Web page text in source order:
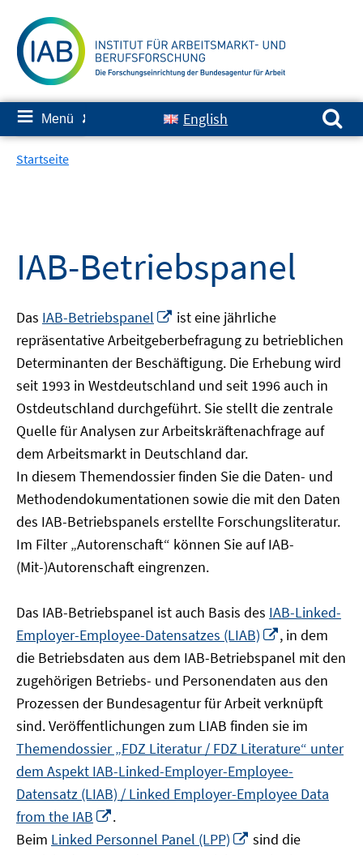
zum
Inhalt
≡ Menü ✘ English
Suchen nach:
Startseite
IAB-Betriebspanel
Das IAB-Betriebspanel
In
neuem
Fenster
öffnen
ist eine jährliche
repräsentative Arbeitgeberbefragung zu betrieblichen
Determinanten der Beschäftigung. Die Erhebung wird
seit 1993 in Westdeutschland und seit 1996 auch in
Ostdeutschland durchgeführt. Sie stellt die zentrale
Quelle für Analysen zur Arbeitskräftenachfrage auf
dem Arbeitsmarkt in Deutschland dar.
In diesem Themendossier finden Sie die Daten- und
Methodendokumentationen sowie die mit den Daten
des IAB-Betriebspanels erstellte Forschungsliteratur.
Im Filter „Autorenschaft“ können Sie auf IAB-
(Mit-)Autorenschaft eingrenzen.
Das IAB-Betriebspanel ist auch Basis des IAB-Linked-
Employer-Employee-Datensatzes (LIAB)
In
neuem
Fenster
öffnen
, in dem
die Betriebsdaten aus dem IAB-Betriebspanel mit den
zugehörigen Betriebs- und Personendaten aus den
Prozessen der Bundesagentur für Arbeit verknüpft
sind. Veröffentlichungen zum LIAB finden sie im
Themendossier „FDZ Literatur / FDZ Literature“ unter
dem Aspekt IAB-Linked-Employer-Employee-
Datensatz (LIAB) / Linked Employer-Employee Data
from the IAB
neuem
.
Beim Linked Personnel Panel (LPP)
In
sind die